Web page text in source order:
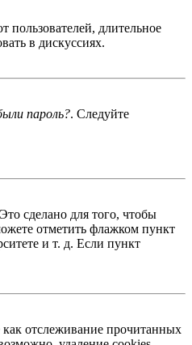
длительное
в дискуссиях.
пароль?. Следуйте
сделано для того, чтобы
отметить флажком пункт
и т. д. Если пункт
отслеживание прочитанных